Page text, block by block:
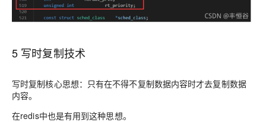
5 写时复制技术
写时复制核心思想：只有在不得不复制数据内容时才去复制数据
内容。
在redis中也是有用到这种思想。